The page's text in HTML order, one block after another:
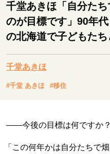
表現者の葛藤
人生が動
セカンドキャリアの描き方
夢を掴む選択
経営・ビジネス
リーダーの流儀 変革の
千堂あきほ「自分た
のが目標です」90年
の北海道で子どもた
千堂あきほ
#千堂 あきほ #移住
――今後の目標は何ですか
「この何年かは自分たちで